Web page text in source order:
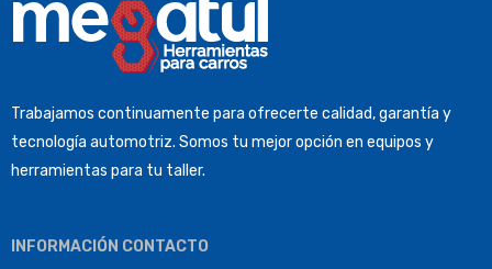
Trabajamos continuamente para ofrecerte calidad, garantía y
tecnología automotriz. Somos tu mejor opción en equipos y
herramientas para tu taller.
INFORMACIÓN CONTACTO